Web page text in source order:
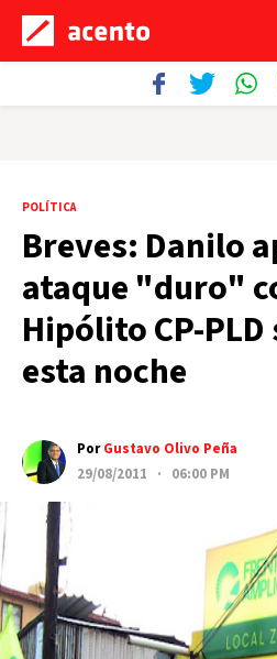
POLÍTICA
Breves: Danilo
ataque "duro"
Hipólito CP-PLD
esta noche
PorGustavo Olivo Peña
29/08/2011 · 06:00 PM